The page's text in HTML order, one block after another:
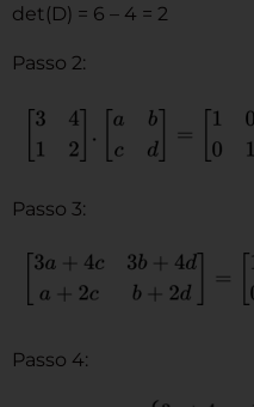
det(D) = 6 – 4 = 2
Passo 2:
Passo 3:
Passo 4: